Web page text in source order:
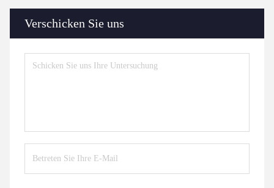
Verschicken Sie uns